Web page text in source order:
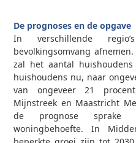
De prognoses en de opgave
In verschillende
bevolkingsomvang
zal het aantal
huishoudens nu, naar
van ongeveer 21
Mijnstreek en Maastricht
de prognose
woningbehoefte. In